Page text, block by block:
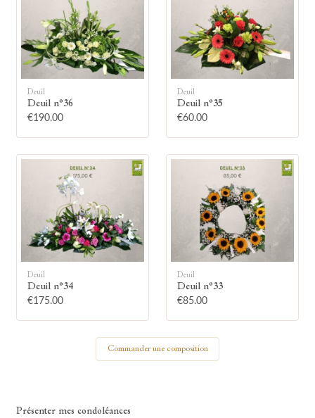
Allumez une bougie
Montrez votre soutien à la famille en
allumant symboliquement une bougie.
Votre prénom
Votre nom
🕯 Allumer ma bougie
Deuil
Deuil n°36
€190.00
Deuil
Deuil n°35
€60.00
Deuil
Deuil n°34
€175.00
Deuil
Deuil n°33
€85.00
Commander une composition
Présenter mes condoléances